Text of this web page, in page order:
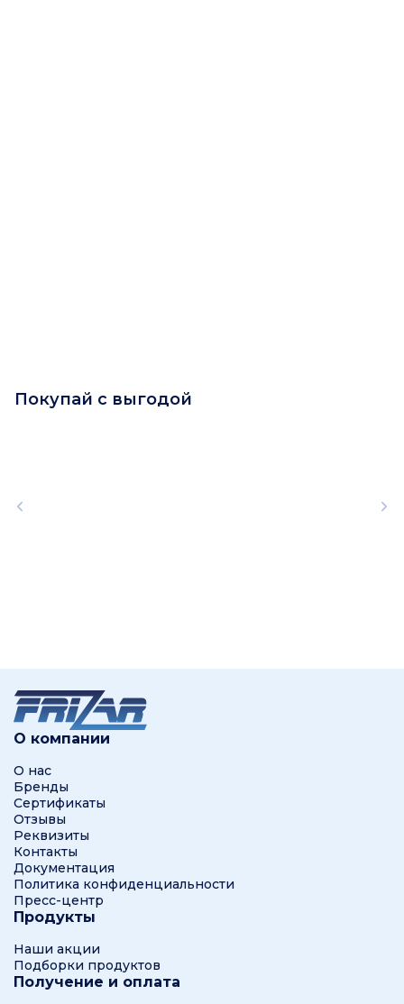
Покупай с выгодой
О компании
О нас
Бренды
Сертификаты
Отзывы
Реквизиты
Контакты
Документация
Политика конфиденциальности
Пресс-центр
Продукты
Наши акции
Подборки продуктов
Получение и оплата